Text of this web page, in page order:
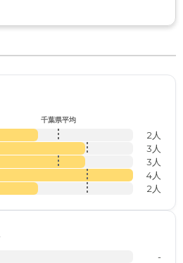
千葉県平均
2人
3人
3人
4人
2人
-